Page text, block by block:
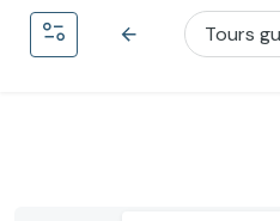
Tours